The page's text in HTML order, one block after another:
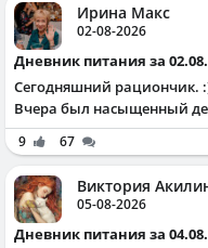
Ирина Макс
02-08-2026
Дневник питания за
Сегодняшний рациончик.
Вчера был насыщенный
9 67
Виктория
05-08-2026
Дневник питания за